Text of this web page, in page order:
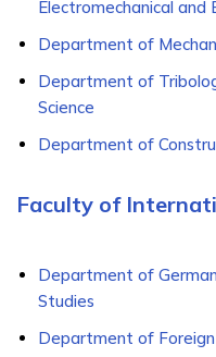
Electromechanical and
Department of
Department of
Science
Department of
Faculty of
Department of
Studies
Department of